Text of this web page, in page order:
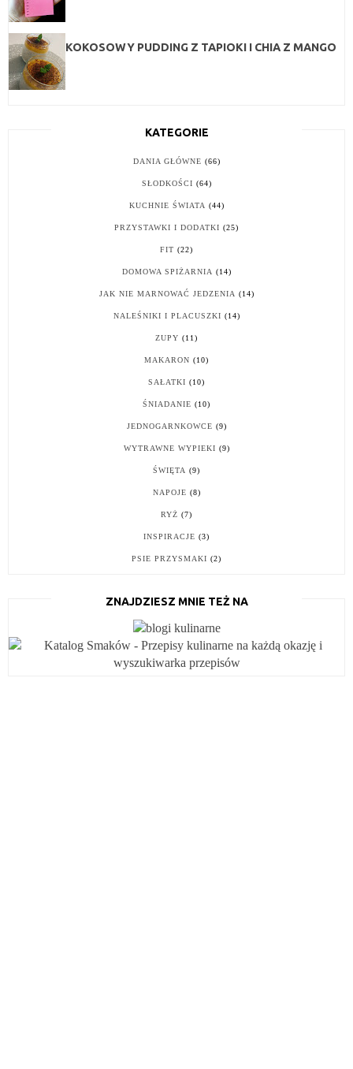
KOKOSOWY PUDDING Z TAPIOKI I CHIA Z MANGO
KATEGORIE
DANIA GŁÓWNE (66)
SŁODKOŚCI (64)
KUCHNIE ŚWIATA (44)
PRZYSTAWKI I DODATKI (25)
FIT (22)
DOMOWA SPIŻARNIA (14)
JAK NIE MARNOWAĆ JEDZENIA (14)
NALEŚNIKI I PLACUSZKI (14)
ZUPY (11)
MAKARON (10)
SAŁATKI (10)
ŚNIADANIE (10)
JEDNOGARNKOWCE (9)
WYTRAWNE WYPIEKI (9)
ŚWIĘTA (9)
NAPOJE (8)
RYŻ (7)
INSPIRACJE (3)
PSIE PRZYSMAKI (2)
ZNAJDZIESZ MNIE TEŻ NA